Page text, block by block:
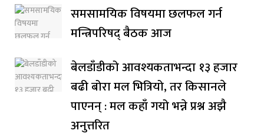
समसामयिक विषयमा छलफल गर्न
मन्त्रिपरिषद् बैठक आज
बेलडाँडीको आवश्यकताभन्दा १३ हजार
बढी बोरा मल भित्रियो, तर किसानले
पाएनन् : मल कहाँ गयो भन्ने प्रश्न अझै
अनुत्तरित